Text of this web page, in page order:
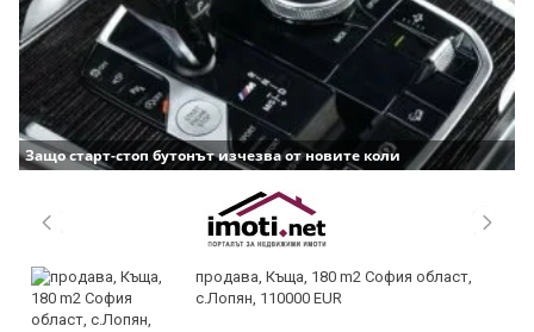
Защо старт-стоп бутонът изчезва от новите коли
продава, Къща, 180 m2 София област,
с.Лопян, 110000 EUR